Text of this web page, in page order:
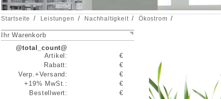
Startseite / Leistungen / Nachhaltigkeit / Ökostrom /
Ihr Warenkorb
@total_count@
Artikel:
€
Rabatt:
€
Verp.+Versand:
€
+19% MwSt.:
€
Bestellwert:
€